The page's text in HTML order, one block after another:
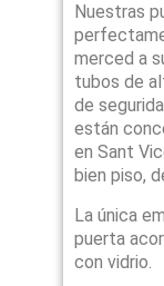
Nuestras
merced a
tubos de
de
están
en Sant
bien piso,
La única
puerta
con vidrio.